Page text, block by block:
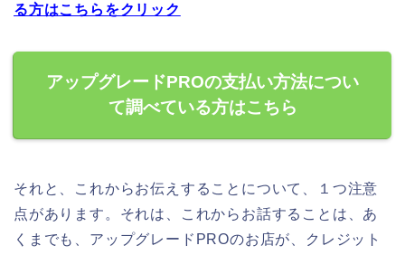
る方はこちらをクリック
アップグレードPROの支払い方法につい
て調べている方はこちら
それと、これからお伝えすることについて、１つ注意
点があります。それは、これからお話することは、あ
くまでも、アップグレードPROのお店が、クレジット